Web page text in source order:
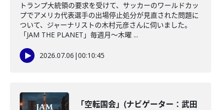
トランプ大統領の要求を受けて、サッカーのワールドカッ
プでアメリカ代表選手の出場停止処分が見直された問題に
ついて、ジャーナリストの木村元彦さんに伺いました。
「JAM THE PLANET」毎週月～木曜 ...
2026.07.06 |00:10:45
「空転国会」(ナビゲーター：武田